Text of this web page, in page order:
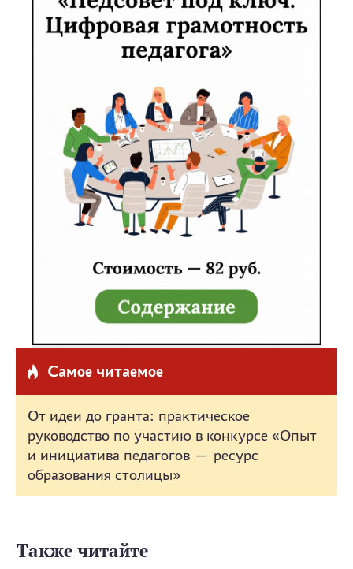
Самое читаемое
От идеи до гранта: практическое
руководство по участию в конкурсе «Опыт
и инициатива педагогов — ресурс
образования столицы»
Также читайте